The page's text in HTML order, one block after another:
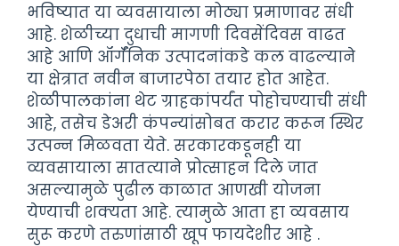
भविष्यात या व्यवसायाला मोठ्या प्रमाणावर संधी
आहे. शेळीच्या दुधाची मागणी दिवसेंदिवस वाढत
आहे आणि ऑर्गॅनिक उत्पादनांकडे कल वाढल्याने
या क्षेत्रात नवीन बाजारपेठा तयार होत आहेत.
शेळीपालकांना थेट ग्राहकांपर्यंत पोहोचण्याची संधी
आहे, तसेच डेअरी कंपन्यांसोबत करार करून स्थिर
उत्पन्न मिळवता येते. सरकारकडूनही या
व्यवसायाला सातत्याने प्रोत्साहन दिले जात
असल्यामुळे पुढील काळात आणखी योजना
येण्याची शक्यता आहे. त्यामुळे आता हा व्यवसाय
सुरू करणे तरुणांसाठी खूप फायदेशीर आहे .